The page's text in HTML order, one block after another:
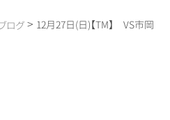
ログ > 12月27日(日)【TM】 VS市岡